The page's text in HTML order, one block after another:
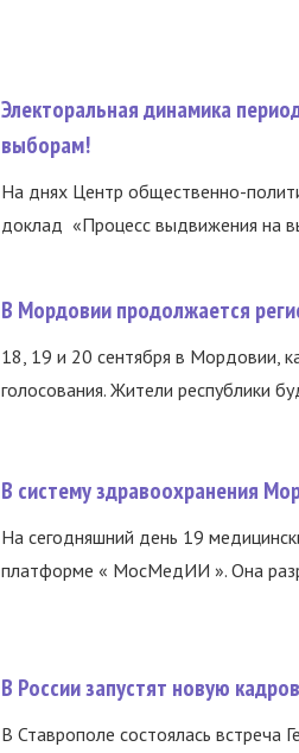
Электоральная динамика
выборам!
На днях Центр общественно-
доклад «Процесс выдвижения на
В Мордовии продолжается
18, 19 и 20 сентября в Мордовии,
голосования. Жители республики
В систему здравоохранения
На сегодняшний день 19
платформе « МосМедИИ ». Она
В России запустят новую
В Ставрополе состоялась встреча